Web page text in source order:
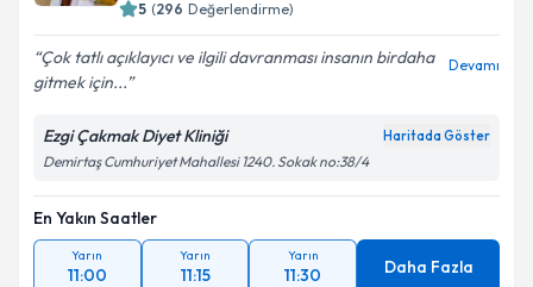
5 (296 Değerlendirme)
Çok tatlı açıklayıcı ve ilgili davranması insanın birdaha
gitmek için...
Devamı
Ezgi Çakmak Diyet Kliniği Haritada Göster
Demirtaş Cumhuriyet Mahallesi 1240. Sokak no:38/4
En Yakın Saatler
Yarın
11:00
Yarın
11:15
Yarın
11:30 Daha Fazla